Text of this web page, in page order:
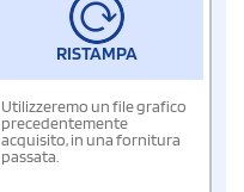
RISTAMPA
Utilizzeremo un file grafico
precedentemente
acquisito, in una fornitura
passata.